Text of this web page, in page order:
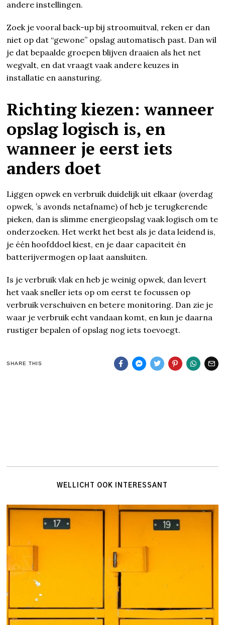
andere instellingen.
Zoek je vooral back-up bij stroomuitval, reken er dan
niet op dat “gewone” opslag automatisch past. Dan wil
je dat bepaalde groepen blijven draaien als het net
wegvalt, en dat vraagt vaak andere keuzes in
installatie en aansturing.
Richting kiezen: wanneer
opslag logisch is, en
wanneer je eerst iets
anders doet
Liggen opwek en verbruik duidelijk uit elkaar (overdag
opwek, ’s avonds netafname) of heb je terugkerende
pieken, dan is slimme energieopslag vaak logisch om te
onderzoeken. Het werkt het best als je data leidend is,
je één hoofddoel kiest, en je daar capaciteit én
batterijvermogen op laat aansluiten.
Is je verbruik vlak en heb je weinig opwek, dan levert
het vaak sneller iets op om eerst te focussen op
verbruik verschuiven en betere monitoring. Dan zie je
waar je verbruik echt vandaan komt, en kun je daarna
rustiger bepalen of opslag nog iets toevoegt.
SHARE THIS
WELLICHT OOK INTERESSANT